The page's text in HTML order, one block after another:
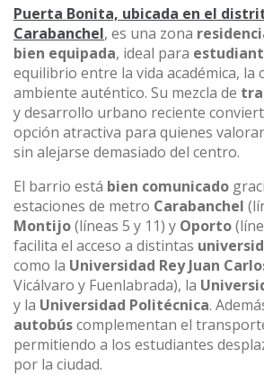
Puerta Bonita, ubicada en el
Carabanchel, es una zona
bien equipada, ideal para
equilibrio entre la vida académica, la
ambiente auténtico. Su mezcla de
y desarrollo urbano reciente
opción atractiva para quienes
sin alejarse demasiado del centro.
El barrio está bien comunicado
estaciones de metro Carabanchel
Montijo(líneas 5 y 11) y Oporto
facilita el acceso a distintas
como la Universidad Rey Juan
Vicálvaro y Fuenlabrada), la
y la Universidad Politécnica.
autobúscomplementan el
permitiendo a los estudiantes
por la ciudad.